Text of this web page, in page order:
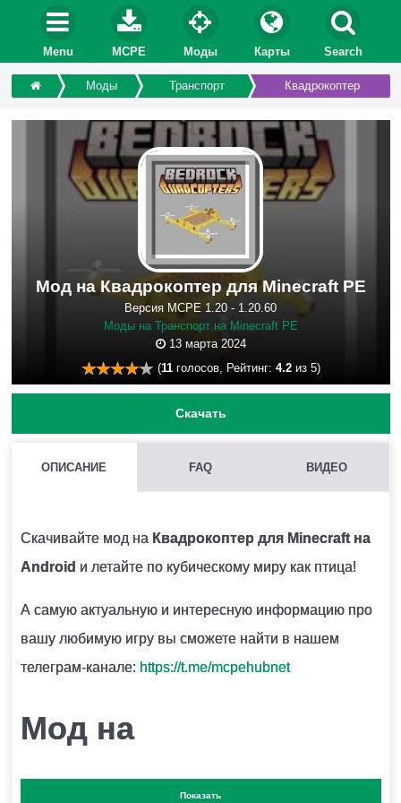
Menu MCPE Моды Карты Search
Моды Транспорт Квадрокоптер
Мод на Квадрокоптер для Minecraft PE
Версия MCPE 1.20 - 1.20.60
Моды на Транспорт на Minecraft PE
13 марта 2024
(11голосов, Рейтинг: 4.2из 5)
Скачать
ОПИСАНИЕ FAQ ВИДЕО
Скачивайте мод на Квадрокоптер для Minecraft на
Android и летайте по кубическому миру как птица!
А самую актуальную и интересную информацию про
вашу любимую игру вы сможете найти в нашем
телеграм-канале: https://t.me/mcpehubnet
Мод на
квадрокоптеры для
Показать
Нежелательно, поскольку модификации могут
конфликтовать между собой и вызывать ошибки.
КАК УСТАНОВИТЬ МОД?
автоматически.